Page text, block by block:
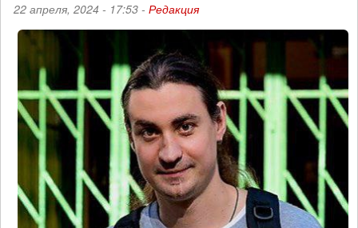
22 апреля, 2024 - 17:53 - Редакция